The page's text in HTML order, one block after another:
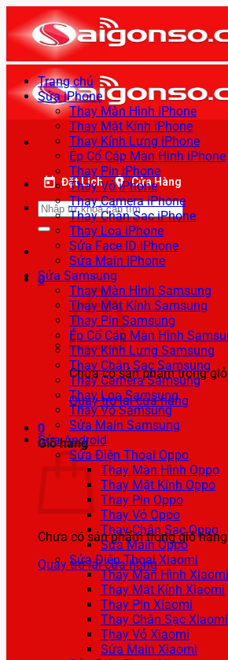
qua
nội
dung
Đặt Lịch Cửa Hàng
Tìm
kiếm:
0
Chưa có sản phẩm trong
Quay trở lại cửa hàng
0
Giỏ hàng
Chưa có sản phẩm trong giỏ
Quay trở lại cửa hàng
Trang chủ
Sửa iPhone
Thay Màn Hình iPhone
Thay Mặt Kính iPhone
Thay Kính Lưng iPhone
Ép Cổ Cáp Màn Hình iPhone
Thay Pin iPhone
Thay Vỏ iPhone
Thay Camera iPhone
Thay Chân Sạc iPhone
Thay Loa iPhone
Sửa Face ID iPhone
Sửa Main iPhone
Sửa Samsung
Thay Màn Hình Samsung
Thay Mặt Kính Samsung
Thay Pin Samsung
Ép Cổ Cáp Màn Hình
Thay Kính Lưng Samsung
Thay Chân Sạc Samsung
Thay Camera Samsung
Thay Loa Samsung
Thay Vỏ Samsung
Sửa Main Samsung
Sửa Android
Sửa Điện Thoại Oppo
Thay Màn Hình Oppo
Thay Mặt Kính Oppo
Thay Pin Oppo
Thay Vỏ Oppo
Thay Chân Sạc Oppo
Sửa Main Oppo
Sửa Điện Thoại Xiaomi
Thay Màn Hình Xiaomi
Thay Mặt Kính Xiaomi
Thay Pin Xiaomi
Thay Chân Sạc Xiaomi
Thay Vỏ Xiaomi
Sửa Main Xiaomi